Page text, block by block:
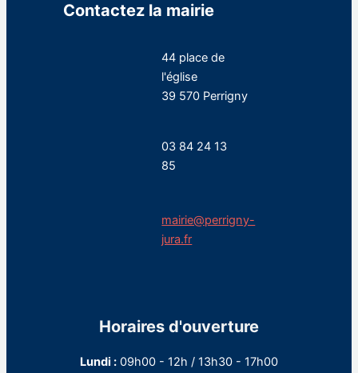
Contactez la mairie
44 place de
l'église
39 570 Perrigny
03 84 24 13
85
mairie@perrigny-
jura.fr
Horaires d'ouverture
Lundi : 09h00 - 12h / 13h30 - 17h00